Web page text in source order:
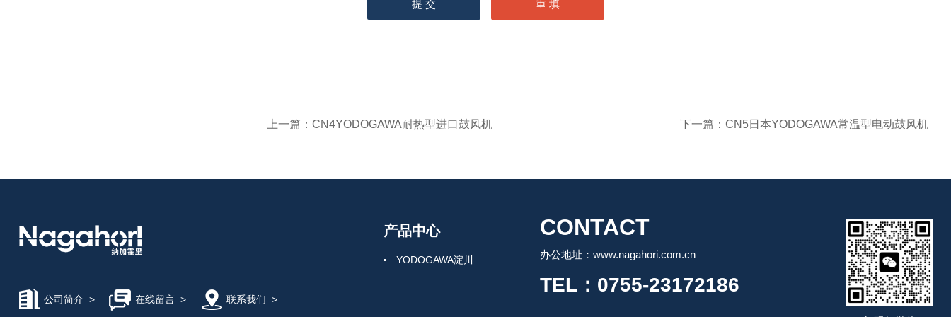
上一篇： CN4YODOGAWA耐热型进口鼓风机 下一篇： CN5日本YODOGAWA常温型电动鼓风机
公司简介 > 在线留言> 联系我们 >
产品中心
YODOGAWA淀川
CONTACT
办公地址：www.nagahori.com.cn
TEL：0755-23172186